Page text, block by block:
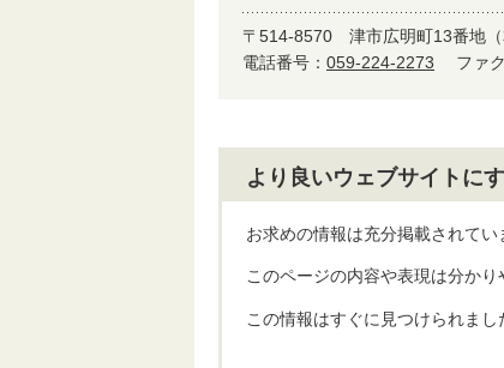
〒514-8570 津市広明町13番地（
電話番号： 059-224-2273 ファ
より良いウェブサイトに
お求めの情報は充分掲載されてい
このページの内容や表現は分かり
この情報はすぐに見つけられまし